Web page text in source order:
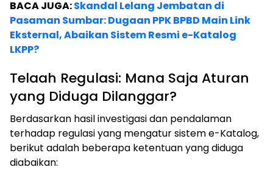
BACA JUGA:Skandal Lelang Jembatan di
Pasaman Sumbar: Dugaan PPK BPBD Main Link
Eksternal, Abaikan Sistem Resmi e-Katalog
LKPP?
Telaah Regulasi: Mana Saja Aturan
yang Diduga Dilanggar?
Berdasarkan hasil investigasi dan pendalaman
terhadap regulasi yang mengatur sistem e-Katalog,
berikut adalah beberapa ketentuan yang diduga
diabaikan: